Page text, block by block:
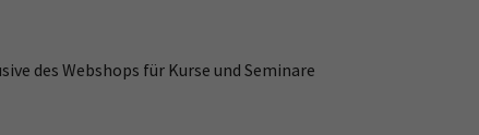
des Webshops für Kurse und Seminare